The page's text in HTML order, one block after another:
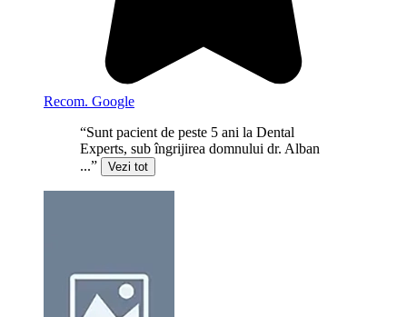
Recom. Google
“Sunt pacient de peste 5 ani la Dental
Experts, sub îngrijirea domnului dr. Alban
...”
Vezi tot